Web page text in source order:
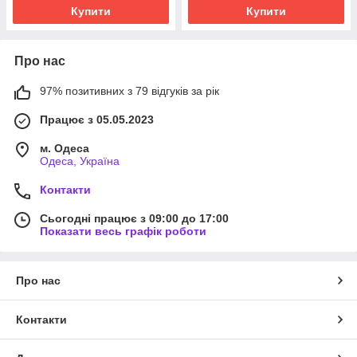
Купити Купити
Про нас
97% позитивних з 79 відгуків за рік
Працює з 05.05.2023
м. Одеса
Одеса, Україна
Контакти
Сьогодні працює з 09:00 до 17:00
Показати весь графік роботи
Про нас
Контакти